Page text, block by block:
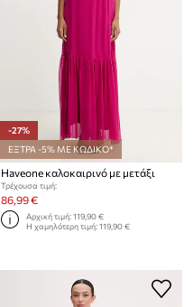
-27%
ΕΞΤΡΑ -5% ΜΕ ΚΩΔΙΚΟ*
Haveone καλοκαιρινό με μετάξι
Τρέχουσα τιμή:
86,99 €
Αρχική τιμή:119,90 €
Η χαμηλότερη τιμή:119,90 €